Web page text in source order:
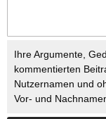
Ihre Argumente,
kommentierten
Nutzernamen und
Vor- und